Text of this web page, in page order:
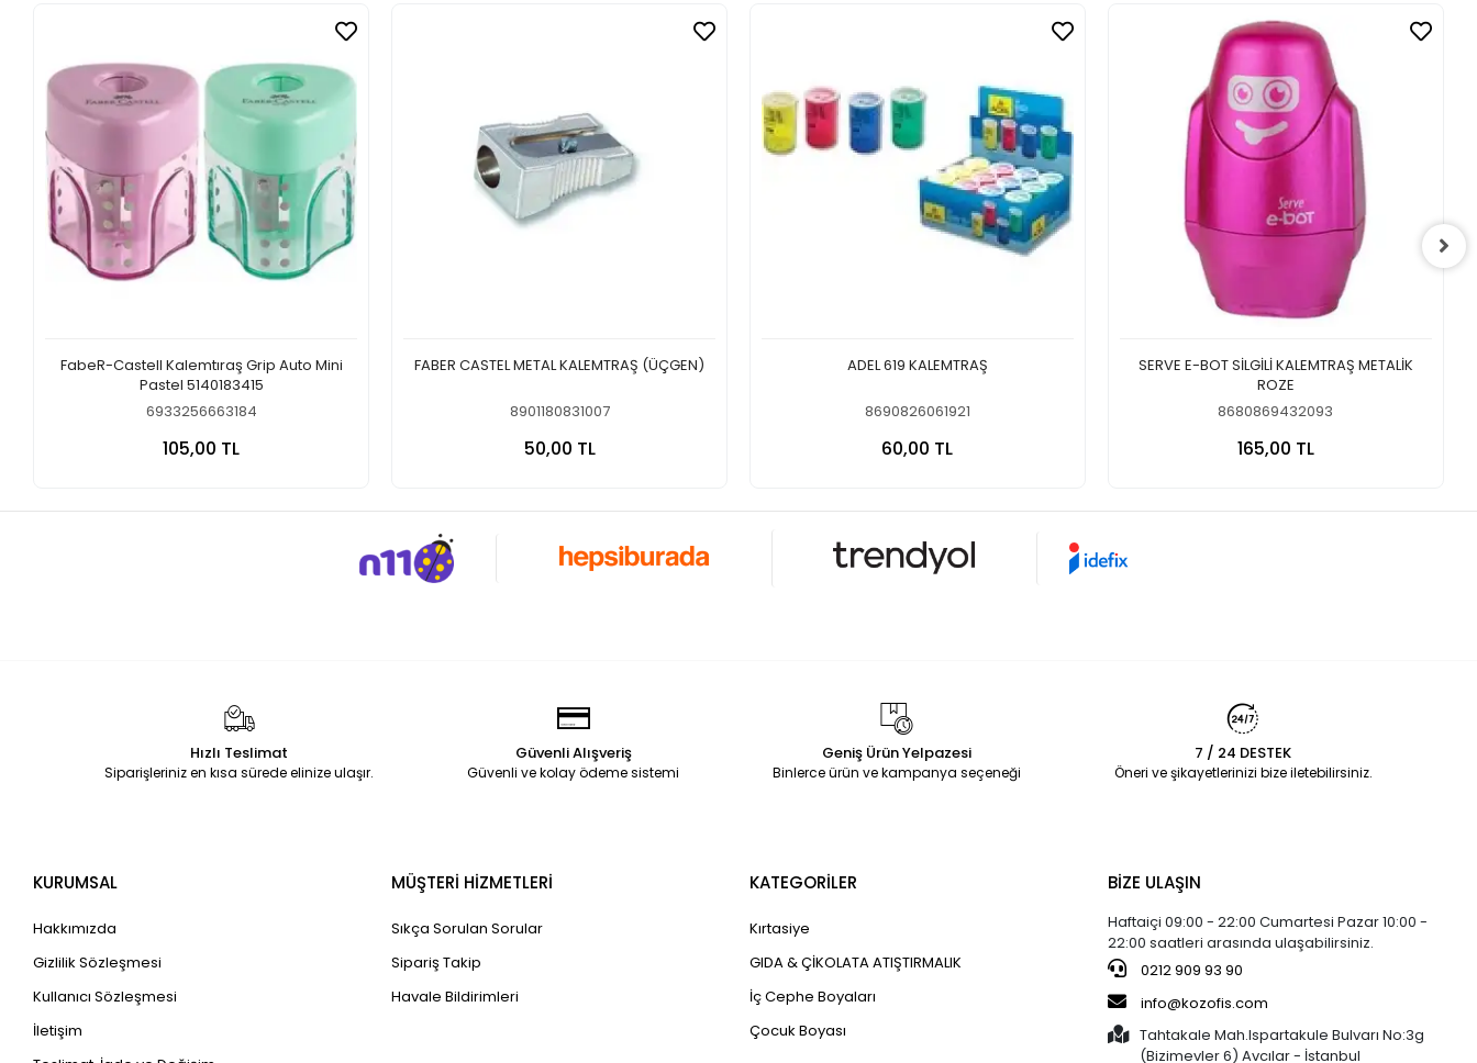
FabeR-Castell Kalemtıraş Grip Auto Mini
Pastel 5140183415
6933256663184
105,00 TL
FABER CASTEL METAL KALEMTRAŞ (ÜÇGEN)
8901180831007
50,00 TL
ADEL 619 KALEMTRAŞ
8690826061921
60,00 TL
SERVE E-BOT SİLGİLİ KALEMTRAŞ METALİK
ROZE
8680869432093
165,00 TL
Hızlı Teslimat
Siparişleriniz en kısa sürede elinize ulaşır.
Güvenli Alışveriş
Güvenli ve kolay ödeme sistemi
Geniş Ürün Yelpazesi
Binlerce ürün ve kampanya seçeneği
7 / 24 DESTEK
Öneri ve şikayetlerinizi bize iletebilirsiniz.
KURUMSAL
Hakkımızda
Gizlilik Sözleşmesi
Kullanıcı Sözleşmesi
İletişim
MÜŞTERİ HİZMETLERİ
Sıkça Sorulan Sorular
Sipariş Takip
Havale Bildirimleri
KATEGORİLER
Kırtasiye
GIDA & ÇİKOLATA ATIŞTIRMALIK
İç Cephe Boyaları
Çocuk Boyası
BİZE ULAŞIN
Haftaiçi 09:00 - 22:00 Cumartesi Pazar 10:00 -
22:00 saatleri arasında ulaşabilirsiniz.
0212 909 93 90
info@kozofis.com
Tahtakale Mah.Ispartakule Bulvarı No:3g
(Bizimevler 6) Avcılar - İstanbul